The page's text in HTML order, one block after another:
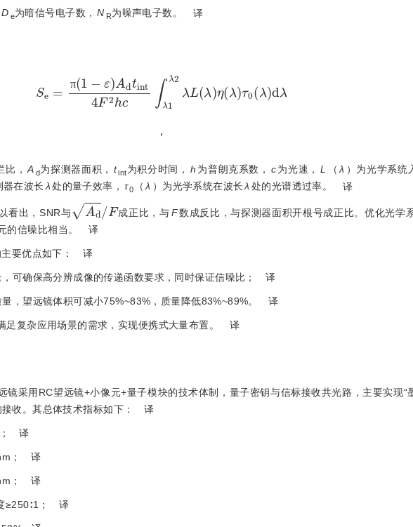
D e为暗信号电子数， N R为噪声电子数。 译
π
-ε in t F ∫λ1
，
比， A d为探测器面积， tint为积分时间， h 为普朗克系数， c为光速， L （ λ ）为光学系统
器在波长 λ处的量子效率， τ0 （ λ ）为光学系统在波长 λ 处的光谱透过率。 译
看出，SNR与
d/F
成正比，与F数成反比，与探测器面积开根号成正比。优化光学
的信噪比相当。 译
要优点如下： 译
，可确保高分辨成像的传递函数要求，同时保证信噪比； 译
量，望远镜体积可减小75%~83%，质量降低83%~89%。 译
复杂应用场景的需求，实现便携式大量布置。 译
镜采用RC望远镜+小像元+量子模块的技术体制，量子密钥与信标接收共光路，主要实现“
收。其总体技术指标如下：
译
译
； 译
； 译
≥250∶1； 译